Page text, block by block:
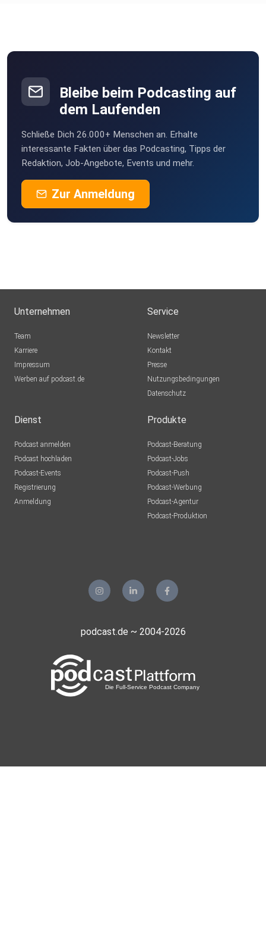
Bleibe beim Podcasting auf
dem Laufenden
Schließe Dich 26.000+ Menschen an. Erhalte
interessante Fakten über das Podcasting, Tipps der
Redaktion, Job-Angebote, Events und mehr.
Zur Anmeldung
Unternehmen
Team
Karriere
Impressum
Werben auf podcast.de
Service
Newsletter
Kontakt
Presse
Nutzungsbedingungen
Datenschutz
Dienst
Podcast anmelden
Podcast hochladen
Podcast-Events
Registrierung
Anmeldung
Produkte
Podcast-Beratung
Podcast-Jobs
Podcast-Push
Podcast-Werbung
Podcast-Agentur
Podcast-Produktion
podcast.de ~ 2004-2026